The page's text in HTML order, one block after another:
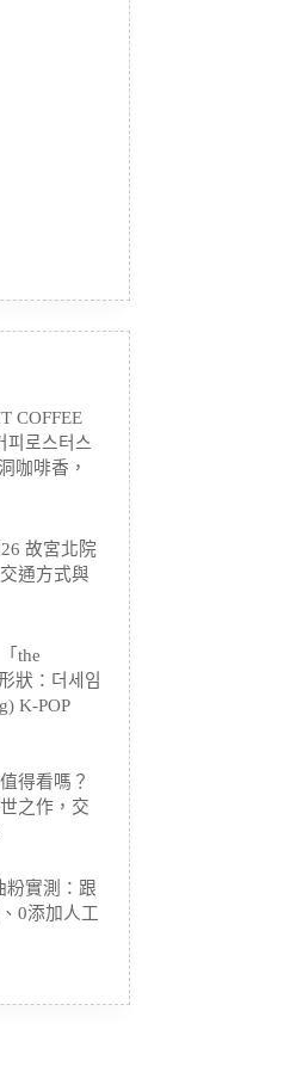
COFFEE
피로스터스
咖啡香，
故宮北院
通方式與
the
狀：더세임
K-POP
得看嗎？
之作，交
粉實測：跟
0添加人工